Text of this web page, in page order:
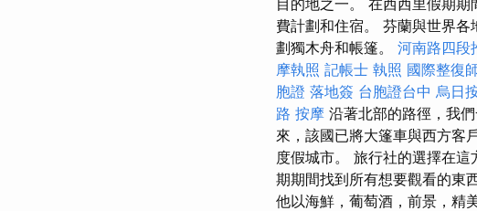
費計劃和住宿。 芬蘭與世界各
劃獨木舟和帳篷。 河南路四段
摩執照 記帳士 執照 國際整復
胞證 落地簽 台胞證台中 烏日
路 按摩 沿著北部的路徑，我
來，該國已將大篷車與西方客
度假城市。 旅行社的選擇在
期期間找到所有想要觀看的東
他以海鮮，葡萄酒，前景，精